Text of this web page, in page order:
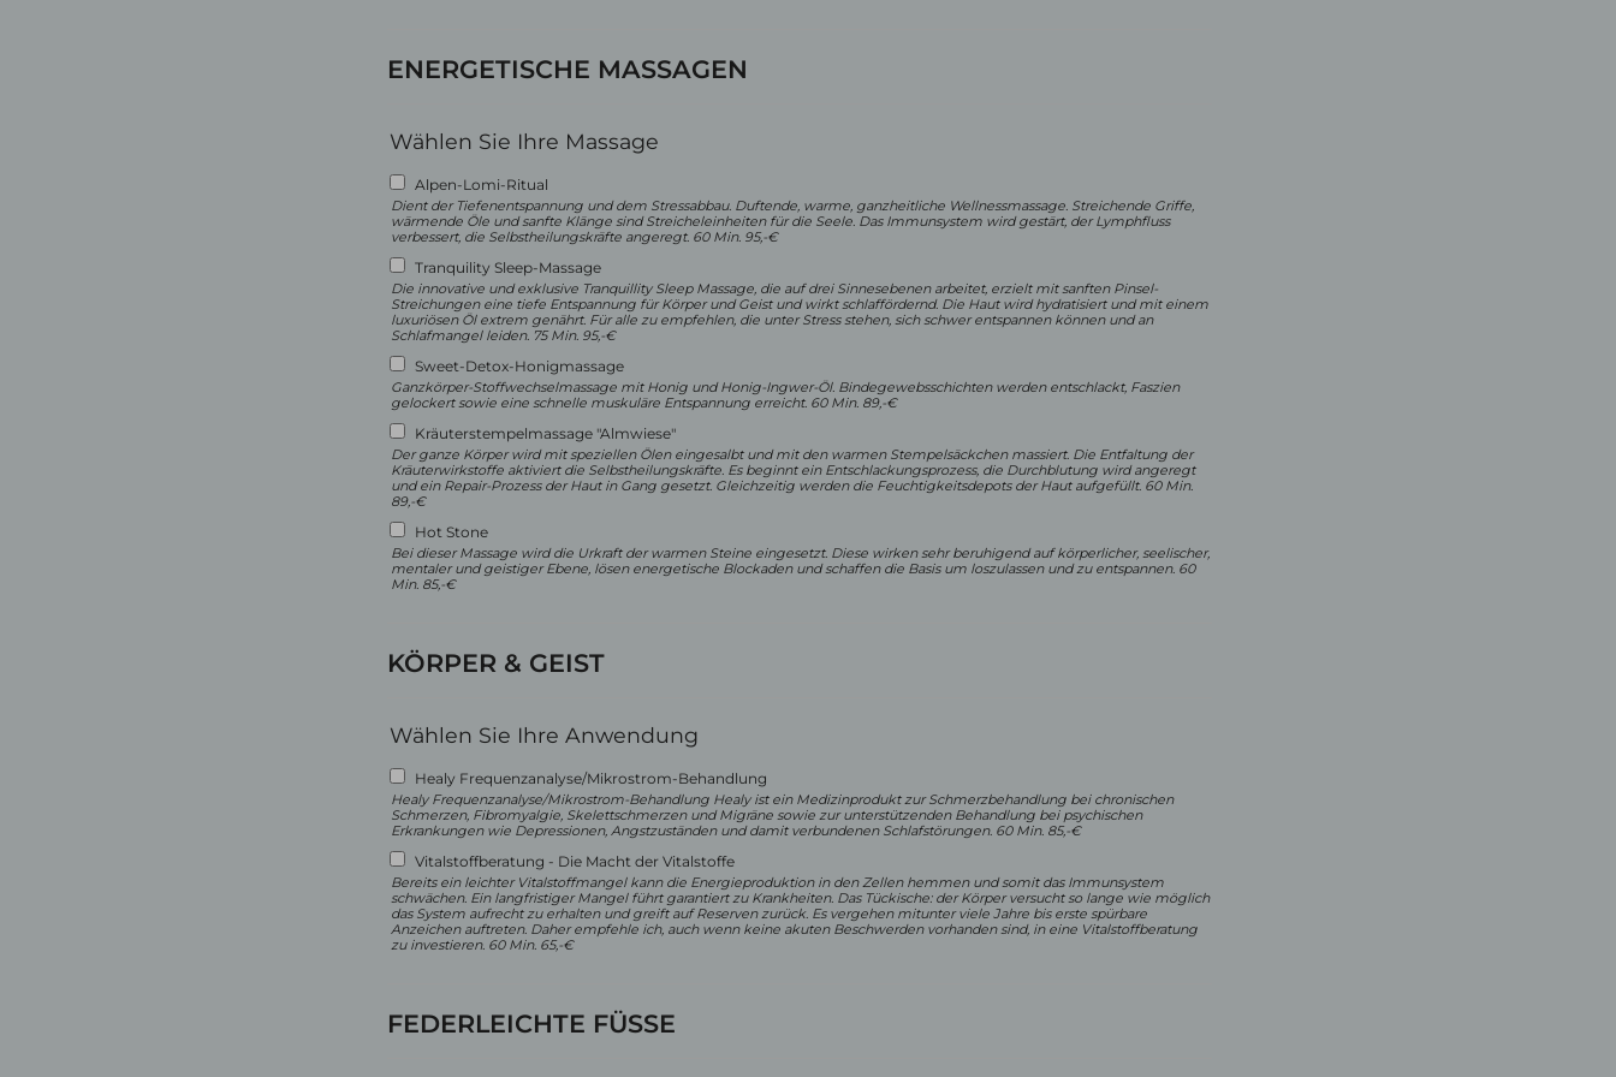
ENERGETISCHE MASSAGEN
Wählen Sie Ihre Massage
Alpen-Lomi-Ritual
Dient der Tiefenentspannung und dem Stressabbau. Duftende, warme, ganzheitliche Wellnessmassage. Streichende Griffe,
wärmende Öle und sanfte Klänge sind Streicheleinheiten für die Seele. Das Immunsystem wird gestärt, der Lymphfluss
verbessert, die Selbstheilungskräfte angeregt. 60 Min. 95,-€
Tranquility Sleep-Massage
Die innovative und exklusive Tranquillity Sleep Massage, die auf drei Sinnesebenen arbeitet, erzielt mit sanften Pinsel-
Streichungen eine tiefe Entspannung für Körper und Geist und wirkt schlaffördernd. Die Haut wird hydratisiert und mit einem
luxuriösen Öl extrem genährt. Für alle zu empfehlen, die unter Stress stehen, sich schwer entspannen können und an
Schlafmangel leiden. 75 Min. 95,-€
Sweet-Detox-Honigmassage
Ganzkörper-Stoffwechselmassage mit Honig und Honig-Ingwer-Öl. Bindegewebsschichten werden entschlackt, Faszien
gelockert sowie eine schnelle muskuläre Entspannung erreicht. 60 Min. 89,-€
Kräuterstempelmassage "Almwiese"
Der ganze Körper wird mit speziellen Ölen eingesalbt und mit den warmen Stempelsäckchen massiert. Die Entfaltung der
Kräuterwirkstoffe aktiviert die Selbstheilungskräfte. Es beginnt ein Entschlackungsprozess, die Durchblutung wird angeregt
und ein Repair-Prozess der Haut in Gang gesetzt. Gleichzeitig werden die Feuchtigkeitsdepots der Haut aufgefüllt. 60 Min.
89,-€
Hot Stone
Bei dieser Massage wird die Urkraft der warmen Steine eingesetzt. Diese wirken sehr beruhigend auf körperlicher, seelischer,
mentaler und geistiger Ebene, lösen energetische Blockaden und schaffen die Basis um loszulassen und zu entspannen. 60
Min. 85,-€
KÖRPER & GEIST
Wählen Sie Ihre Anwendung
Healy Frequenzanalyse/Mikrostrom-Behandlung
Healy Frequenzanalyse/Mikrostrom-Behandlung Healy ist ein Medizinprodukt zur Schmerzbehandlung bei chronischen
Schmerzen, Fibromyalgie, Skelettschmerzen und Migräne sowie zur unterstützenden Behandlung bei psychischen
Erkrankungen wie Depressionen, Angstzuständen und damit verbundenen Schlafstörungen. 60 Min. 85,-€
Vitalstoffberatung - Die Macht der Vitalstoffe
Bereits ein leichter Vitalstoffmangel kann die Energieproduktion in den Zellen hemmen und somit das Immunsystem
schwächen. Ein langfristiger Mangel führt garantiert zu Krankheiten. Das Tückische: der Körper versucht so lange wie möglich
das System aufrecht zu erhalten und greift auf Reserven zurück. Es vergehen mitunter viele Jahre bis erste spürbare
Anzeichen auftreten. Daher empfehle ich, auch wenn keine akuten Beschwerden vorhanden sind, in eine Vitalstoffberatung
zu investieren. 60 Min. 65,-€
FEDERLEICHTE FÜSSE